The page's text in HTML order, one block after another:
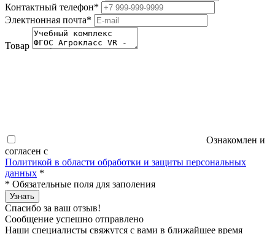
Контактный телефон*
Электнонная почта*
Товар
Ознакомлен и
согласен с
Политикой в области обработки и защиты персональных
данных *
* Обязательные поля для заполения
Узнать
Спасибо за ваш отзыв!
Сообщение успешно отправлено
Наши специалисты свяжутся с вами в ближайшее время